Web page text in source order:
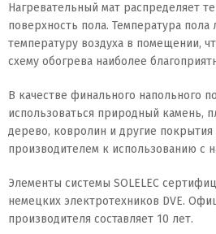
Нагревательный мат распределяет
поверхность пола. Температура
температуру воздуха в помещении,
схему обогрева наиболее
В качестве финального напольного
использоваться природный камень,
дерево, ковролин и другие
производителем к использованию с
Элементы системы SOLELEC
немецких электротехников DVE.
производителя составляет 10 лет.